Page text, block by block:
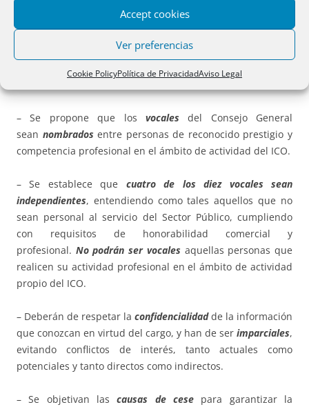
Accept cookies
Ver preferencias
Cookie PolicyPolítica de PrivacidadAviso Legal
añadido reciente de un párrafo
y que regula el Consejo Rector.
– Se propone que los vocales del Consejo General
sean nombrados entre personas de reconocido prestigio y
competencia profesional en el ámbito de actividad del ICO.
– Se establece que cuatro de los diez vocales sean
independientes, entendiendo como tales aquellos que no
sean personal al servicio del Sector Público, cumpliendo
con requisitos de honorabilidad comercial y
profesional. No podrán ser vocales aquellas personas que
realicen su actividad profesional en el ámbito de actividad
propio del ICO.
– Deberán de respetar la confidencialidadde la información
que conozcan en virtud del cargo, y han de ser imparciales,
evitando conflictos de interés, tanto actuales como
potenciales y tanto directos como indirectos.
– Se objetivan lascausas de cese para garantizar la